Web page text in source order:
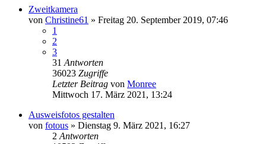
Zweitkamera
von Christine61 » Freitag 20. September 2019, 07:46
1
2
3
31 Antworten
36023 Zugriffe
Letzter Beitrag von Monree
Mittwoch 17. März 2021, 13:24
Ausweisfotos gestalten
von fotous » Dienstag 9. März 2021, 16:27
2 Antworten